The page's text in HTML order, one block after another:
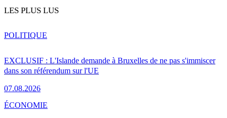
LES PLUS LUS
EXCLUSIF : L'Islande demande à Bruxelles de ne pas s'immiscer
dans son référendum sur l'UE
07.08.2026
POLITIQUE
ÉCONOMIE